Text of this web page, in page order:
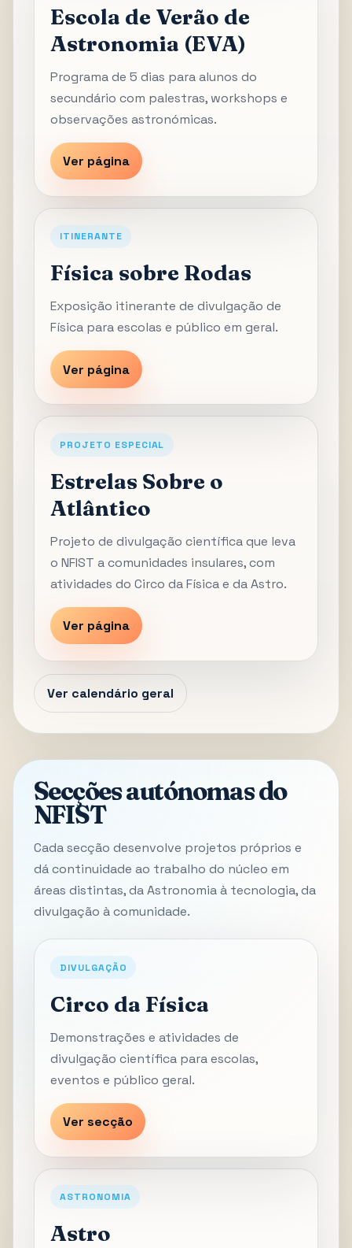
Escola de Verão de
Astronomia (EVA)
Programa de 5 dias para alunos do
secundário com palestras, workshops e
observações astronómicas.
Ver página
ITINERANTE
Física sobre Rodas
Exposição itinerante de divulgação de
Física para escolas e público em geral.
Ver página
PROJETO ESPECIAL
Estrelas Sobre o
Atlântico
Projeto de divulgação científica que leva
o NFIST a comunidades insulares, com
atividades do Circo da Física e da Astro.
Ver página
Ver calendário geral
Secções autónomas do
NFIST
Cada secção desenvolve projetos próprios e
dá continuidade ao trabalho do núcleo em
áreas distintas, da Astronomia à tecnologia, da
divulgação à comunidade.
DIVULGAÇÃO
Circo da Física
Demonstrações e atividades de
divulgação científica para escolas,
eventos e público geral.
Ver secção
ASTRONOMIA
Astro